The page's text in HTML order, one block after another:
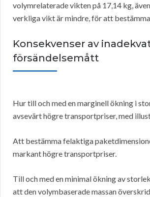
volymrelaterade vikten på 17,14 kg,
verkliga vikt är mindre, för att
Konsekvenser av
försändelsemått
Hur till och med en marginell ökning i
avsevärt högre transportpriser, med
Att bestämma felaktiga
markant högre transportpriser.
Till och med en minimal ökning av
att den volymbaserade massan